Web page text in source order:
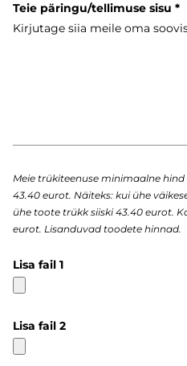
Teie päringu/tellimuse sisu
Meie trükiteenuse minimaalne hind
43.40 eurot. Näiteks: kui ühe
ühe toote trükk siiski 43.40 eurot.
eurot. Lisanduvad toodete hinnad.
Lisa fail 1
Lisa fail 2